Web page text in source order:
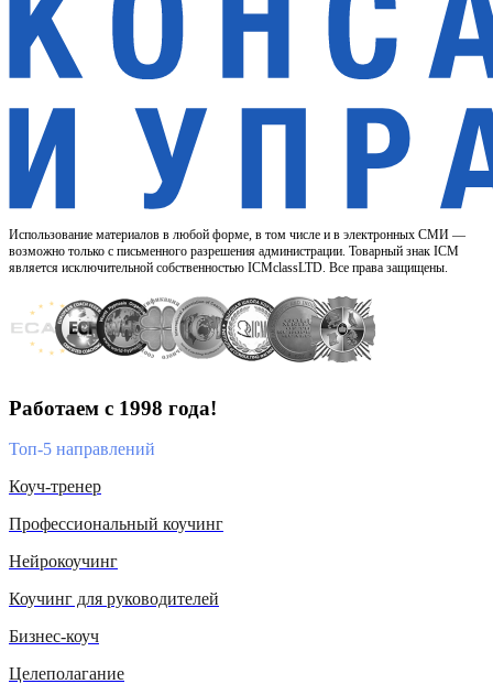
Использование материалов в любой форме, в том числе и в электронных СМИ —
возможно только с письменного разрешения администрации. Товарный знак ICM
является исключительной собственностью ICMclassLTD. Все права защищены.
Работаем с 1998 года!
Топ-5 направлений
Коуч-тренер
Профессиональный коучинг
Нейрокоучинг
Коучинг для руководителей
Бизнес-коуч
Целеполагание